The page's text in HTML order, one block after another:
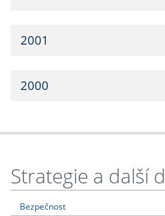
2001
2000
Strategie a další
Bezpečnost